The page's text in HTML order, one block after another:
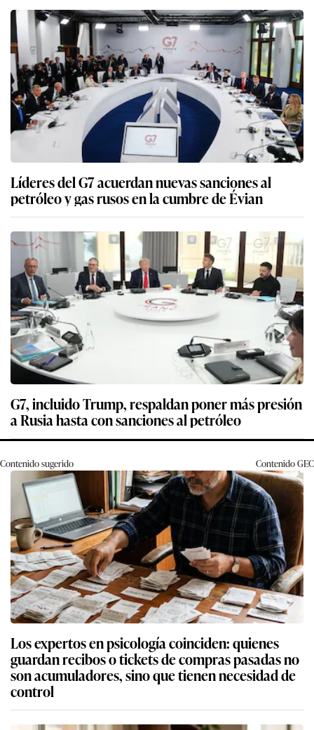
Líderes del G7 acuerdan nuevas sanciones al
petróleo y gas rusos en la cumbre de Évian
G7, incluido Trump, respaldan poner más presión
a Rusia hasta con sanciones al petróleo
Contenido sugerido ContenidoGEC
Los expertos en psicología coinciden: quienes
guardan recibos o tickets de compras pasadas no
son acumuladores, sino que tienen necesidad de
control